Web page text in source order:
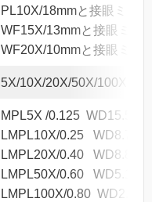
PL10X/18mmと接眼ミク
WF15X/13mmと接眼ミク
WF20X/10mmと接眼ミク
5X/10X/20X/50X/100X
MPL5X /0.125 WD15.5mm
LMPL10X/0.25 WD8.7mm
LMPL20X/0.40 WD8.8mm
LMPL50X/0.60 WD5.1mm
LMPL100X/0.80